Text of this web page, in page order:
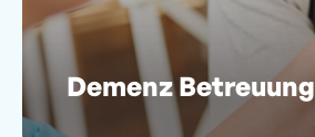
Demenz Betreuung